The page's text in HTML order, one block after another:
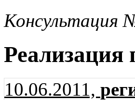
Консультация
10.06.2011,